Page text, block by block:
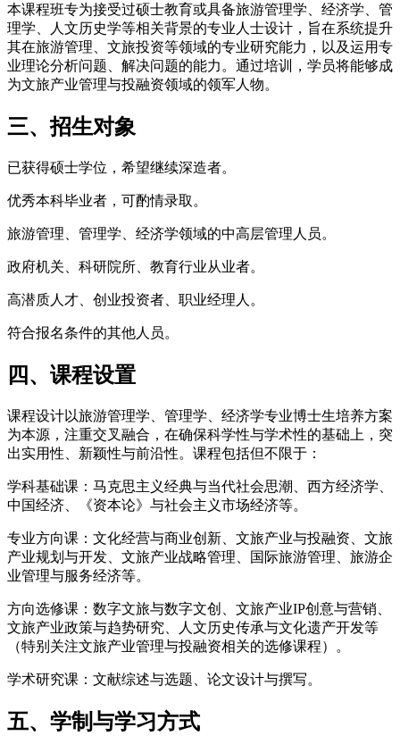
本课程班专为接受过硕士教育或具备旅游管理学、经济学、管
理学、人文历史学等相关背景的专业人士设计，旨在系统提升
其在旅游管理、文旅投资等领域的专业研究能力，以及运用专
业理论分析问题、解决问题的能力。通过培训，学员将能够成
为文旅产业管理与投融资领域的领军人物。
三、招生对象
已获得硕士学位，希望继续深造者。
优秀本科毕业者，可酌情录取。
旅游管理、管理学、经济学领域的中高层管理人员。
政府机关、科研院所、教育行业从业者。
高潜质人才、创业投资者、职业经理人。
符合报名条件的其他人员。
四、课程设置
课程设计以旅游管理学、管理学、经济学专业博士生培养方案
为本源，注重交叉融合，在确保科学性与学术性的基础上，突
出实用性、新颖性与前沿性。课程包括但不限于：
学科基础课：马克思主义经典与当代社会思潮、西方经济学、
中国经济、《资本论》与社会主义市场经济等。
专业方向课：文化经营与商业创新、文旅产业与投融资、文旅
产业规划与开发、文旅产业战略管理、国际旅游管理、旅游企
业管理与服务经济等。
方向选修课：数字文旅与数字文创、文旅产业IP创意与营销、
文旅产业政策与趋势研究、人文历史传承与文化遗产开发等
（特别关注文旅产业管理与投融资相关的选修课程）。
学术研究课：文献综述与选题、论文设计与撰写。
五、学制与学习方式